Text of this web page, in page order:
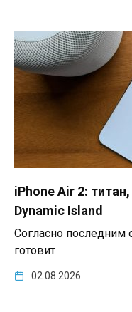
iPhone Air 2:
Dynamic Island
Согласно последним
готовит
02.08.2026